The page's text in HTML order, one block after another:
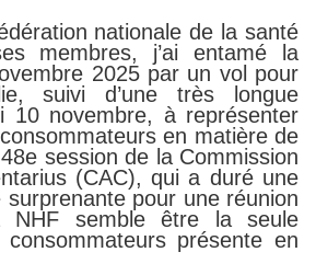
nationale de la santé
membres, j’ai entamé la
2025 par un vol pour
suivi d’une très longue
10 novembre, à représenter
en matière de
session de la Commission
(CAC), qui a duré une
surprenante pour une réunion
semble être la seule
présente en